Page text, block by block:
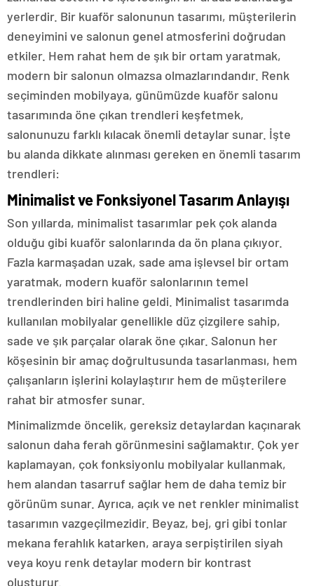
yerlerdir. Bir kuaför salonunun tasarımı, müşterilerin
deneyimini ve salonun genel atmosferini doğrudan
etkiler. Hem rahat hem de şık bir ortam yaratmak,
modern bir salonun olmazsa olmazlarındandır. Renk
seçiminden mobilyaya, günümüzde kuaför salonu
tasarımında öne çıkan trendleri keşfetmek,
salonunuzu farklı kılacak önemli detaylar sunar. İşte
bu alanda dikkate alınması gereken en önemli tasarım
trendleri:
Minimalist ve Fonksiyonel Tasarım Anlayışı
Son yıllarda, minimalist tasarımlar pek çok alanda
olduğu gibi kuaför salonlarında da ön plana çıkıyor.
Fazla karmaşadan uzak, sade ama işlevsel bir ortam
yaratmak, modern kuaför salonlarının temel
trendlerinden biri haline geldi. Minimalist tasarımda
kullanılan mobilyalar genellikle düz çizgilere sahip,
sade ve şık parçalar olarak öne çıkar. Salonun her
köşesinin bir amaç doğrultusunda tasarlanması, hem
çalışanların işlerini kolaylaştırır hem de müşterilere
rahat bir atmosfer sunar.
Minimalizmde öncelik, gereksiz detaylardan kaçınarak
salonun daha ferah görünmesini sağlamaktır. Çok yer
kaplamayan, çok fonksiyonlu mobilyalar kullanmak,
hem alandan tasarruf sağlar hem de daha temiz bir
görünüm sunar. Ayrıca, açık ve net renkler minimalist
tasarımın vazgeçilmezidir. Beyaz, bej, gri gibi tonlar
mekana ferahlık katarken, araya serpiştirilen siyah
veya koyu renk detaylar modern bir kontrast
oluşturur.